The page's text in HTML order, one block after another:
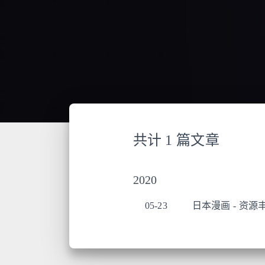
共计 1 篇文章
2020
05-23 日本漫画 - 资源